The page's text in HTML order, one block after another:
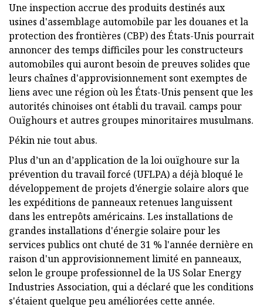
Une inspection accrue des produits destinés aux
usines d'assemblage automobile par les douanes et la
protection des frontières (CBP) des États-Unis pourrait
annoncer des temps difficiles pour les constructeurs
automobiles qui auront besoin de preuves solides que
leurs chaînes d'approvisionnement sont exemptes de
liens avec une région où les États-Unis pensent que les
autorités chinoises ont établi du travail. camps pour
Ouïghours et autres groupes minoritaires musulmans.
Pékin nie tout abus.
Plus d’un an d’application de la loi ouïghoure sur la
prévention du travail forcé (UFLPA) a déjà bloqué le
développement de projets d’énergie solaire alors que
les expéditions de panneaux retenues languissent
dans les entrepôts américains. Les installations de
grandes installations d'énergie solaire pour les
services publics ont chuté de 31 % l'année dernière en
raison d'un approvisionnement limité en panneaux,
selon le groupe professionnel de la US Solar Energy
Industries Association, qui a déclaré que les conditions
s'étaient quelque peu améliorées cette année.